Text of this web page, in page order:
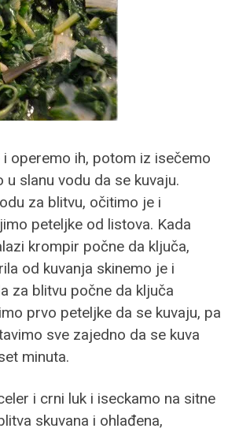
operemo ih, potom iz isečemo
u slanu vodu da se kuvaju.
za blitvu, očitimo je i
peteljke od listova. Kada
krompir počne da ključa,
od kuvanja skinemo je i
za blitvu počne da ključa
prvo peteljke da se kuvaju, pa
sve zajedno da se kuva
minuta.
i crni luk i iseckamo na sitne
skuvana i ohlađena,